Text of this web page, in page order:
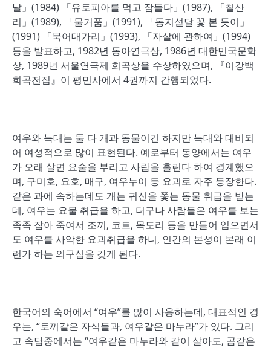
날」(1984) 「유토피아를 먹고 잠들다」(1987), 「칠산
리」(1989), 「물거품」(1991), 「동지섣달 꽃 본 듯이」
(1991) 「북어대가리」(1993), 「자살에 관하여」(1994)
등을 발표하고, 1982년 동아연극상, 1986년 대한민국문학
상, 1989년 서울연극제 희곡상을 수상하였으며, 『이강백
희곡전집』이 평민사에서 4권까지 간행되었다.
여우와 늑대는 둘 다 개과 동물이긴 하지만 늑대와 대비되
어 여성적으로 많이 표현된다. 예로부터 동양에서는 여우
가 오래 살면 요술을 부리고 사람을 홀린다 하여 경계했으
며, 구미호, 요호, 매구, 여우누이 등 요괴로 자주 등장한다.
같은 과에 속하는데도 개는 귀신을 쫓는 동물 취급을 받는
데, 여우는 요물 취급을 하고, 더구나 사람들은 여우를 보는
족족 잡아 죽여서 조끼, 코트, 목도리 등을 만들어 입으면서
도 여우를 사악한 요괴취급을 하니, 인간의 본성이 본래 이
런가 하는 의구심을 갖게 된다.
한국어의 숙어에서 “여우”를 많이 사용하는데, 대표적인 경
우는, “토끼같은 자식들과, 여우같은 마누라”가 있다. 그리
고 속담중에서는 “여우같은 마누라와 같이 살아도, 곰같은